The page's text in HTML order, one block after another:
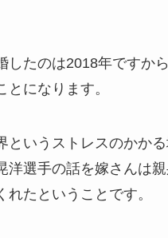
したのは2018年ですか
とになります。
というストレスのかか
洋選手の話を嫁さんは
れたということです。